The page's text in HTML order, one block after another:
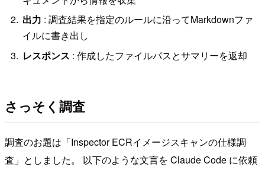
出力 : 調査結果を指定のルールに沿ってMarkdownファ
イルに書き出し
レスポンス : 作成したファイルパスとサマリーを返却
さっそく調査
調査のお題は「Inspector ECRイメージスキャンの仕様調
査」としました。 以下のような文言を Claude Code に依頼